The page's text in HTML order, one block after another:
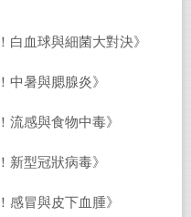
白血球與細菌大對決》
中暑與腮腺炎》
流感與食物中毒》
新型冠狀病毒》
感冒與皮下血腫》